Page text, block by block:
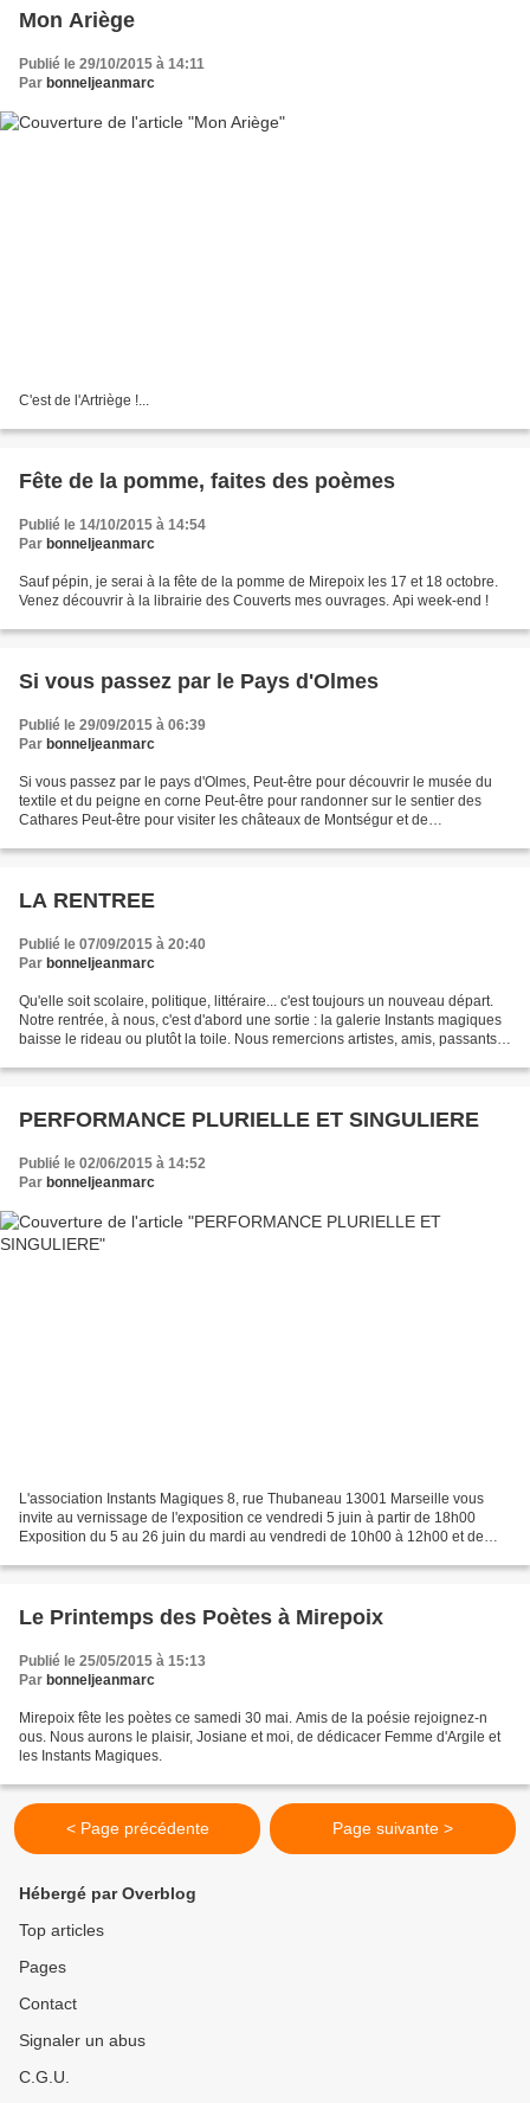
Mon Ariège
Publié le 29/10/2015 à 14:11
Par bonneljeanmarc
C'est de l'Artriège !...
Fête de la pomme, faites des poèmes
Publié le 14/10/2015 à 14:54
Par bonneljeanmarc
Sauf pépin, je serai à la fête de la pomme de Mirepoix les 17 et 18 octobre.
Venez découvrir à la librairie des Couverts mes ouvrages. Api week-end !
Si vous passez par le Pays d'Olmes
Publié le 29/09/2015 à 06:39
Par bonneljeanmarc
Si vous passez par le pays d'Olmes, Peut-être pour découvrir le musée du
textile et du peigne en corne Peut-être pour randonner sur le sentier des
Cathares Peut-être pour visiter les châteaux de Montségur et de
LA RENTREE
Publié le 07/09/2015 à 20:40
Par bonneljeanmarc
Qu'elle soit scolaire, politique, littéraire... c'est toujours un nouveau départ.
Notre rentrée, à nous, c'est d'abord une sortie : la galerie Instants magiques
baisse le rideau ou plutôt la toile. Nous remercions artistes, amis, passants
PERFORMANCE PLURIELLE ET SINGULIERE
Publié le 02/06/2015 à 14:52
Par bonneljeanmarc
L'association Instants Magiques 8, rue Thubaneau 13001 Marseille vous
invite au vernissage de l'exposition ce vendredi 5 juin à partir de 18h00
Exposition du 5 au 26 juin du mardi au vendredi de 10h00 à 12h00 et de
Le Printemps des Poètes à Mirepoix
Publié le 25/05/2015 à 15:13
Par bonneljeanmarc
Mirepoix fête les poètes ce samedi 30 mai. Amis de la poésie rejoignez-n
ous. Nous aurons le plaisir, Josiane et moi, de dédicacer Femme d'Argile et
les Instants Magiques.
< Page précédente Page suivante >
Hébergé par Overblog
Top articles
Pages
Contact
Signaler un abus
C.G.U.